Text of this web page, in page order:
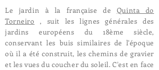
Le jardin à la française de Quinta do
Torneiro , suit les lignes générales des
jardins européens du 18ème siècle,
conservant les buis similaires de l'époque
où il a été construit, les chemins de gravier
et les vues du coucher du soleil. C'est en face